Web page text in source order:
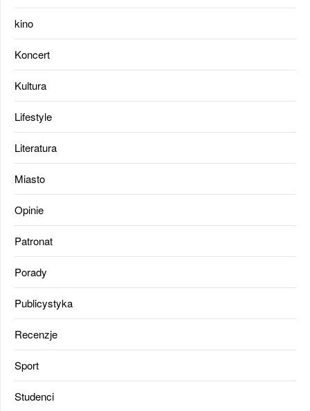
kino
Koncert
Kultura
Lifestyle
Literatura
Miasto
Opinie
Patronat
Porady
Publicystyka
Recenzje
Sport
Studenci